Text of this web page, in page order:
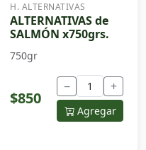
H. ALTERNATIVAS
ALTERNATIVAS de
SALMÓN x750grs.
750gr
$850
− +
Agregar